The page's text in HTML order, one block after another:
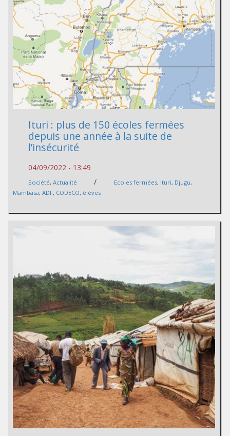
Ituri : plus de 150 écoles fermées
depuis une année à la suite de
l’insécurité
04/09/2022 - 13:49
Société, Actualité / Ecoles fermées, Ituri, Djugu,
Mambasa, ADF, CODECO, élèves